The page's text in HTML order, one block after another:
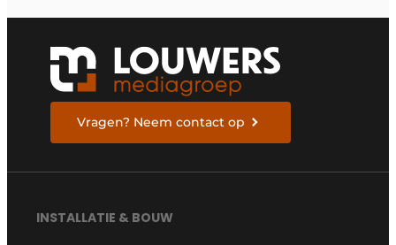
Vragen? Neem contact op
INSTALLATIE & BOUW